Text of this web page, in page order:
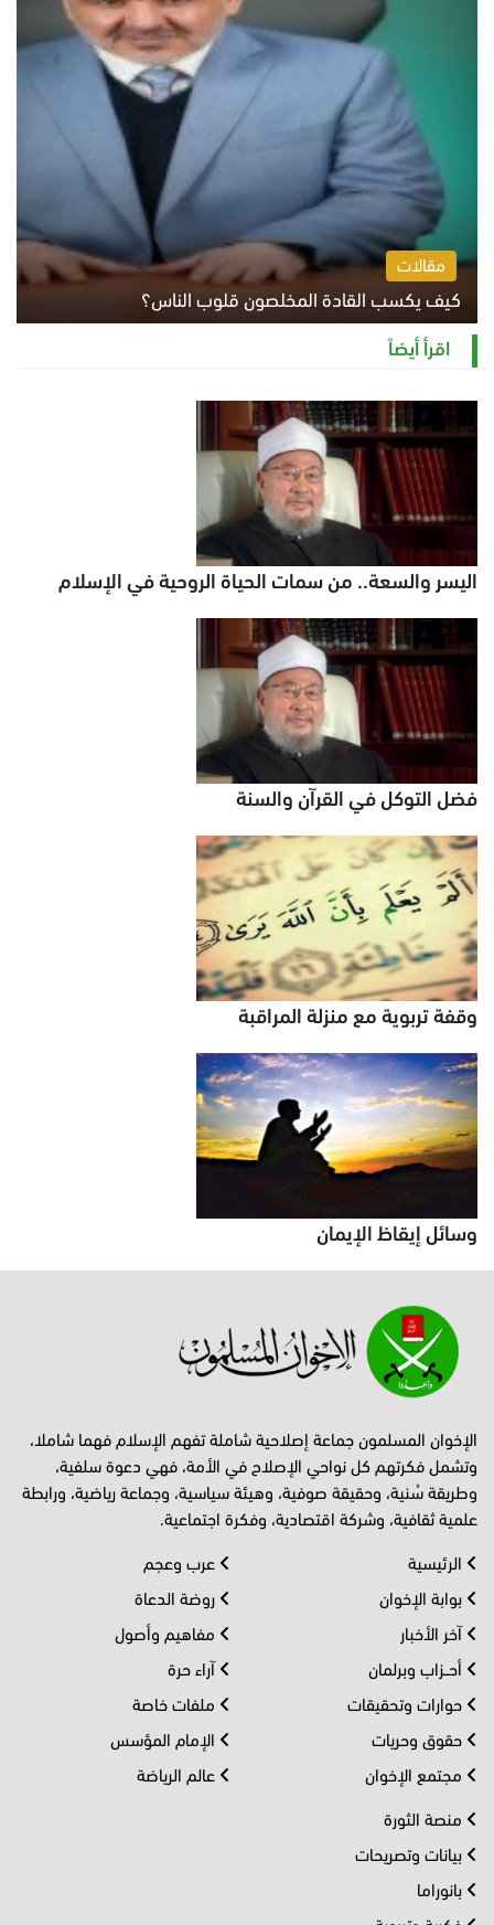
مقالات
كيف يكسب القادة المخلصون قلوب الناس؟
الثلاثاء 4 أغسطس 2026 12:27 م
اقرأ أيضاً
اليسر والسعة.. من سمات الحياة الروحية في الإسلام
فضل التوكل في القرآن والسنة
وقفة تربوية مع منزلة المراقبة
وسائل إيقاظ الإيمان
الإخوان المسلمون جماعة إصلاحية شاملة تفهم الإسلام فهما شاملا،
وتشمل فكرتهم كل نواحي الإصلاح في الأمة، فهي دعوة سلفية،
وطريقة سُنية، وحقيقة صوفية، وهيئة سياسية، وجماعة رياضية، ورابطة
علمية ثقافية، وشركة اقتصادية، وفكرة اجتماعية.
الرئيسية
بوابة الإخوان
آخر الأخبار
أحــزاب وبرلمان
حوارات وتحقيقات
حقوق وحريات
مجتمع الإخوان
عرب وعجم
روضة الدعاة
مفاهيم وأصول
آراء حرة
ملفات خاصة
الإمام المؤسس
عالم الرياضة
منصة الثورة
بيانات وتصريحات
بانوراما